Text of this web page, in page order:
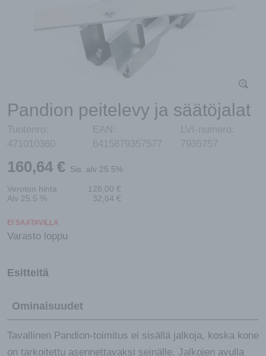
Pandion peitelevy ja säätöjalat
Tuotenro:
471010360
EAN:
6415879357577
LVI-numero:
7935757
160,64 € Sis. alv 25.5%
Veroton hinta 128,00 €
Alv 25.5 %
32,64 €
EI SAATAVILLA
Varasto loppu
Esitteitä
Ominaisuudet
Tavallinen Pandion-toimitus ei sisällä jalkoja, koska kone
on tarkoitettu asennettavaksi seinälle. Jalkojen avulla